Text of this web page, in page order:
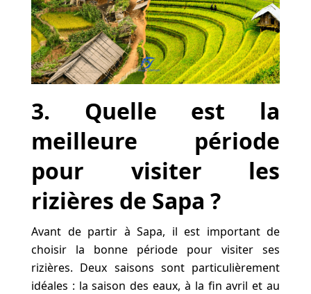
3. Quelle est la
meilleure période
pour visiter les
rizières de Sapa ?
Avant de partir à Sapa, il est important de
choisir la bonne période pour visiter ses
rizières. Deux saisons sont particulièrement
idéales : la saison des eaux, à la fin avril et au